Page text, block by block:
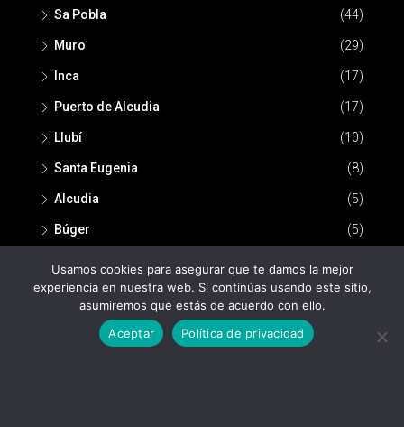
Sa Pobla (44)
Muro (29)
Inca (17)
Puerto de Alcudia (17)
Llubí (10)
Santa Eugenia (8)
Alcudia (5)
Búger (5)
Usamos cookies para asegurar que te damos la mejor
experiencia en nuestra web. Si continúas usando este sitio,
asumiremos que estás de acuerdo con ello.
Aceptar
Política de privacidad